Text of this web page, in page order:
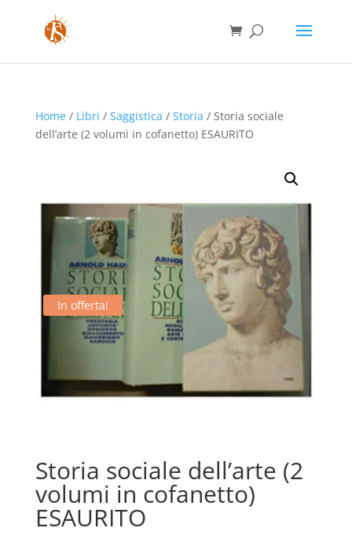
Home/ Libri / Saggistica / Storia / Storia sociale
dell’arte (2 volumi in cofanetto) ESAURITO
In offerta!
Storia sociale dell’arte (2
volumi in cofanetto)
ESAURITO